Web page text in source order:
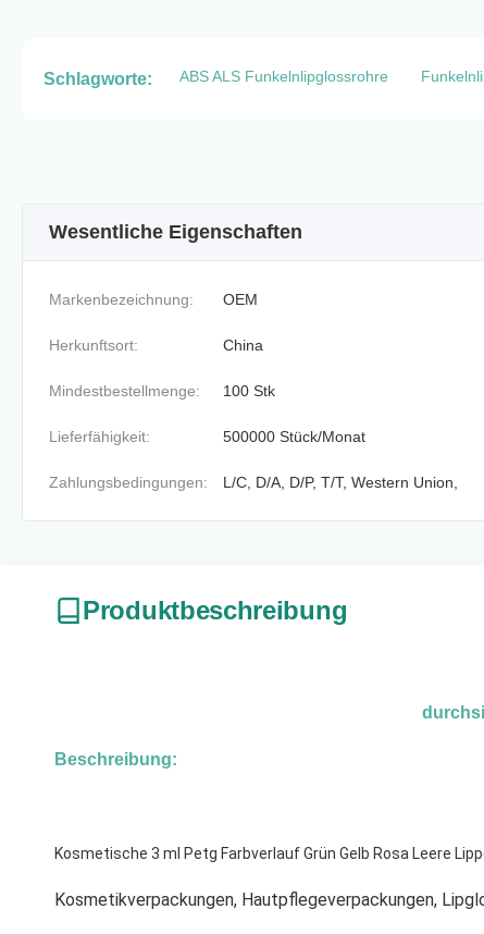
Schlagworte: ABS ALS Funkelnlipglossrohre
Wesentliche Eigenschaften
Markenbezeichnung: OEM
Herkunftsort: China
Mindestbestellmenge: 100 Stk
Lieferfähigkeit: 500000 Stück/Monat
Zahlungsbedingungen: L/C, D/A, D/P, T/T, Western Union,
Produktbeschreibung
Beschreibung:
Kosmetische 3 ml Petg Farbverlauf Grün Gelb Rosa Leere
Kosmetikverpackungen, Hautpflegeverpackungen,